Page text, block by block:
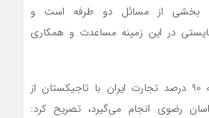
بخشی از مسائل دو طرفه است و
در این زمینه مساعدت و همکاری
وی با بیان اینکه 90 درصد تجارت ایران با تاجیکستان از
رضوی انجام می‌گیرد، تصریح کرد: